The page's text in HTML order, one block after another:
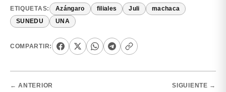
ETIQUETAS: Azángaro filiales Juli machaca
SUNEDU UNA
COMPARTIR:
← ANTERIOR SIGUIENTE →